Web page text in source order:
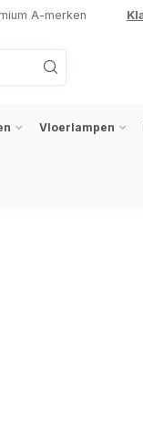
A-merken
Vloerlampen